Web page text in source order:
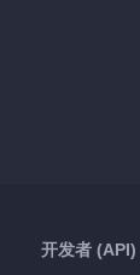
开发者 (API)